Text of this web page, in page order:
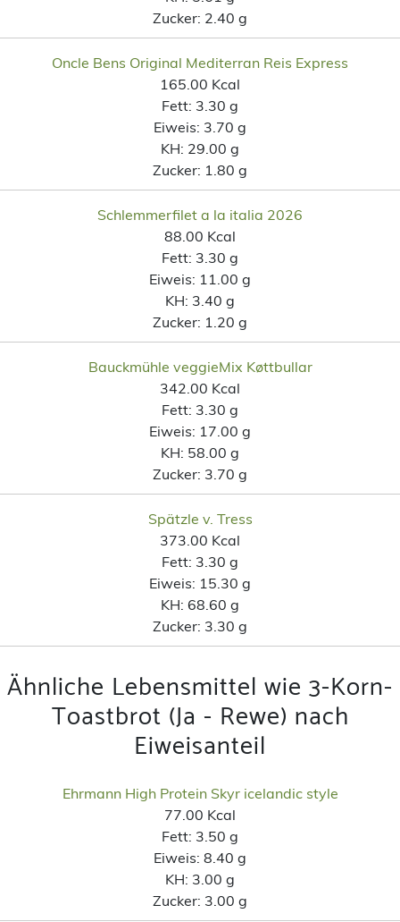
Zucker: 2.40 g
Oncle Bens Original Mediterran Reis Express
165.00 Kcal
Fett: 3.30 g
Eiweis: 3.70 g
KH: 29.00 g
Zucker: 1.80 g
Schlemmerfilet a la italia 2026
88.00 Kcal
Fett: 3.30 g
Eiweis: 11.00 g
KH: 3.40 g
Zucker: 1.20 g
Bauckmühle veggieMix Køttbullar
342.00 Kcal
Fett: 3.30 g
Eiweis: 17.00 g
KH: 58.00 g
Zucker: 3.70 g
Spätzle v. Tress
373.00 Kcal
Fett: 3.30 g
Eiweis: 15.30 g
KH: 68.60 g
Zucker: 3.30 g
Ähnliche Lebensmittel wie 3-Korn-
Toastbrot (Ja - Rewe) nach
Eiweisanteil
Ehrmann High Protein Skyr icelandic style
77.00 Kcal
Fett: 3.50 g
Eiweis: 8.40 g
KH: 3.00 g
Zucker: 3.00 g